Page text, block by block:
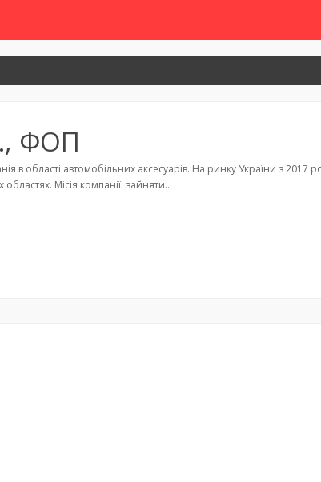
ФОП
в області автомобільних аксесуарів. На ринку України з 2017
Місія компанії: зайняти…